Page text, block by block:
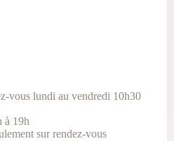
vous lundi au vendredi 10h30
à 19h
sur rendez-vous